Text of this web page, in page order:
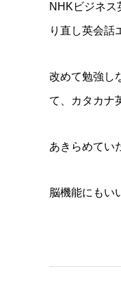
NHKビジネス
り直し英会話
改めて勉強し
て、カタカナ
あきらめてい
脳機能にもい